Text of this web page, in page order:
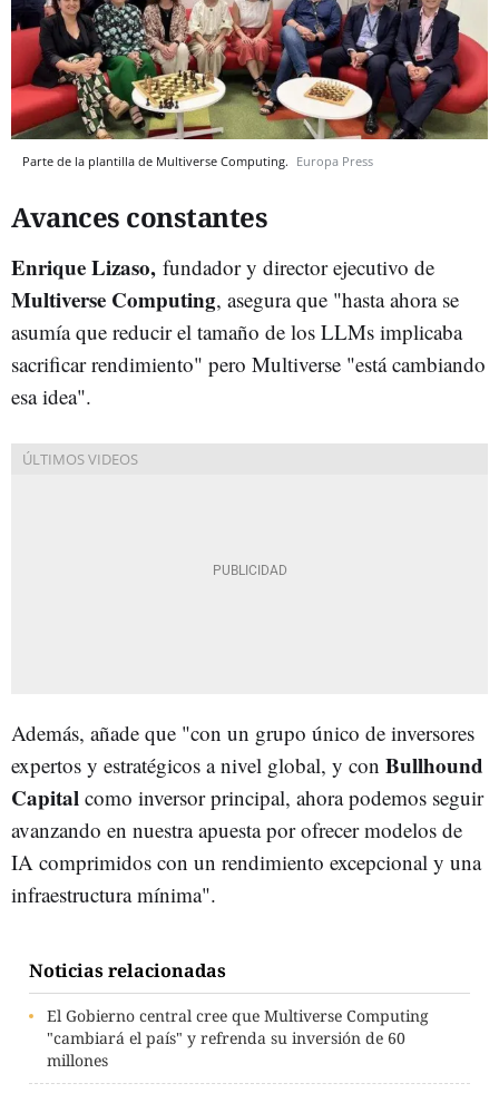
Parte de la plantilla de Multiverse Computing. Europa Press
Avances constantes
Enrique Lizaso, fundador y director ejecutivo de
Multiverse Computing, asegura que "hasta ahora se
asumía que reducir el tamaño de los LLMs implicaba
sacrificar rendimiento" pero Multiverse "está cambiando
esa idea".
Además, añade que "con un grupo único de inversores
expertos y estratégicos a nivel global, y con Bullhound
Capital como inversor principal, ahora podemos seguir
avanzando en nuestra apuesta por ofrecer modelos de
IA comprimidos con un rendimiento excepcional y una
infraestructura mínima".
Noticias relacionadas
El Gobierno central cree que Multiverse Computing
"cambiará el país" y refrenda su inversión de 60
millones